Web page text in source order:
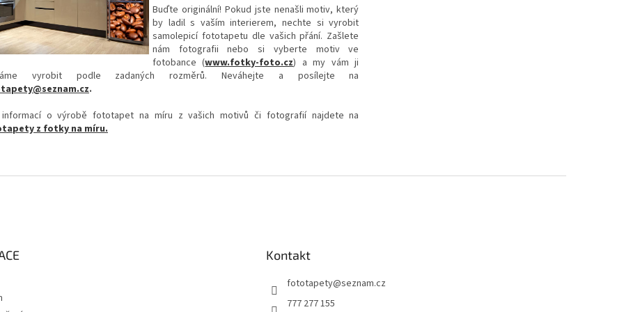
Buďte originální! Pokud jste nenašli motiv, který
by ladil s vaším interierem, nechte si vyrobit
samolepicí fototapetu dle vašich přání. Zašlete
nám fotografii nebo si vyberte motiv ve
fotobance (www.fotky-foto.cz) a my vám ji
vyrobit podle zadaných rozměrů. Neváhejte a posílejte na
.
informací o výrobě fototapet na míru z vašich motivů či fotografií najdete na
z fotky na míru.
Kontakt
fototapety@seznam.cz
777 277 155